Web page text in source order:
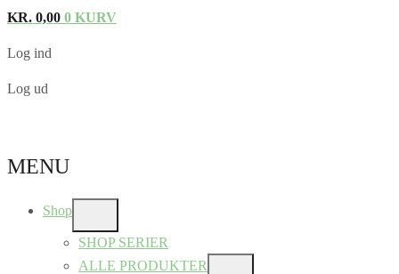
KR. 0,00 0 KURV
Log ind
Log ud
MENU
Shop
SUB
MENU
SHOP SERIER
ALLE PRODUKTER